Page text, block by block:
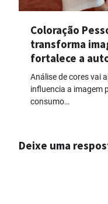
Coloração
transforma
fortalece a
Análise de cores vai
influencia a imagem
consumo…
Deixe uma